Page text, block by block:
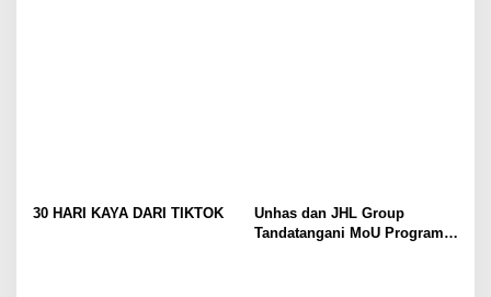
30 HARI KAYA DARI TIKTOK
Unhas dan JHL Group
Tandatangani MoU Program